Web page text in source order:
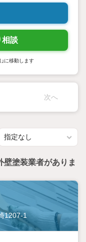
相談
に移動します
次へ
壁塗装業者がありま
1207-1